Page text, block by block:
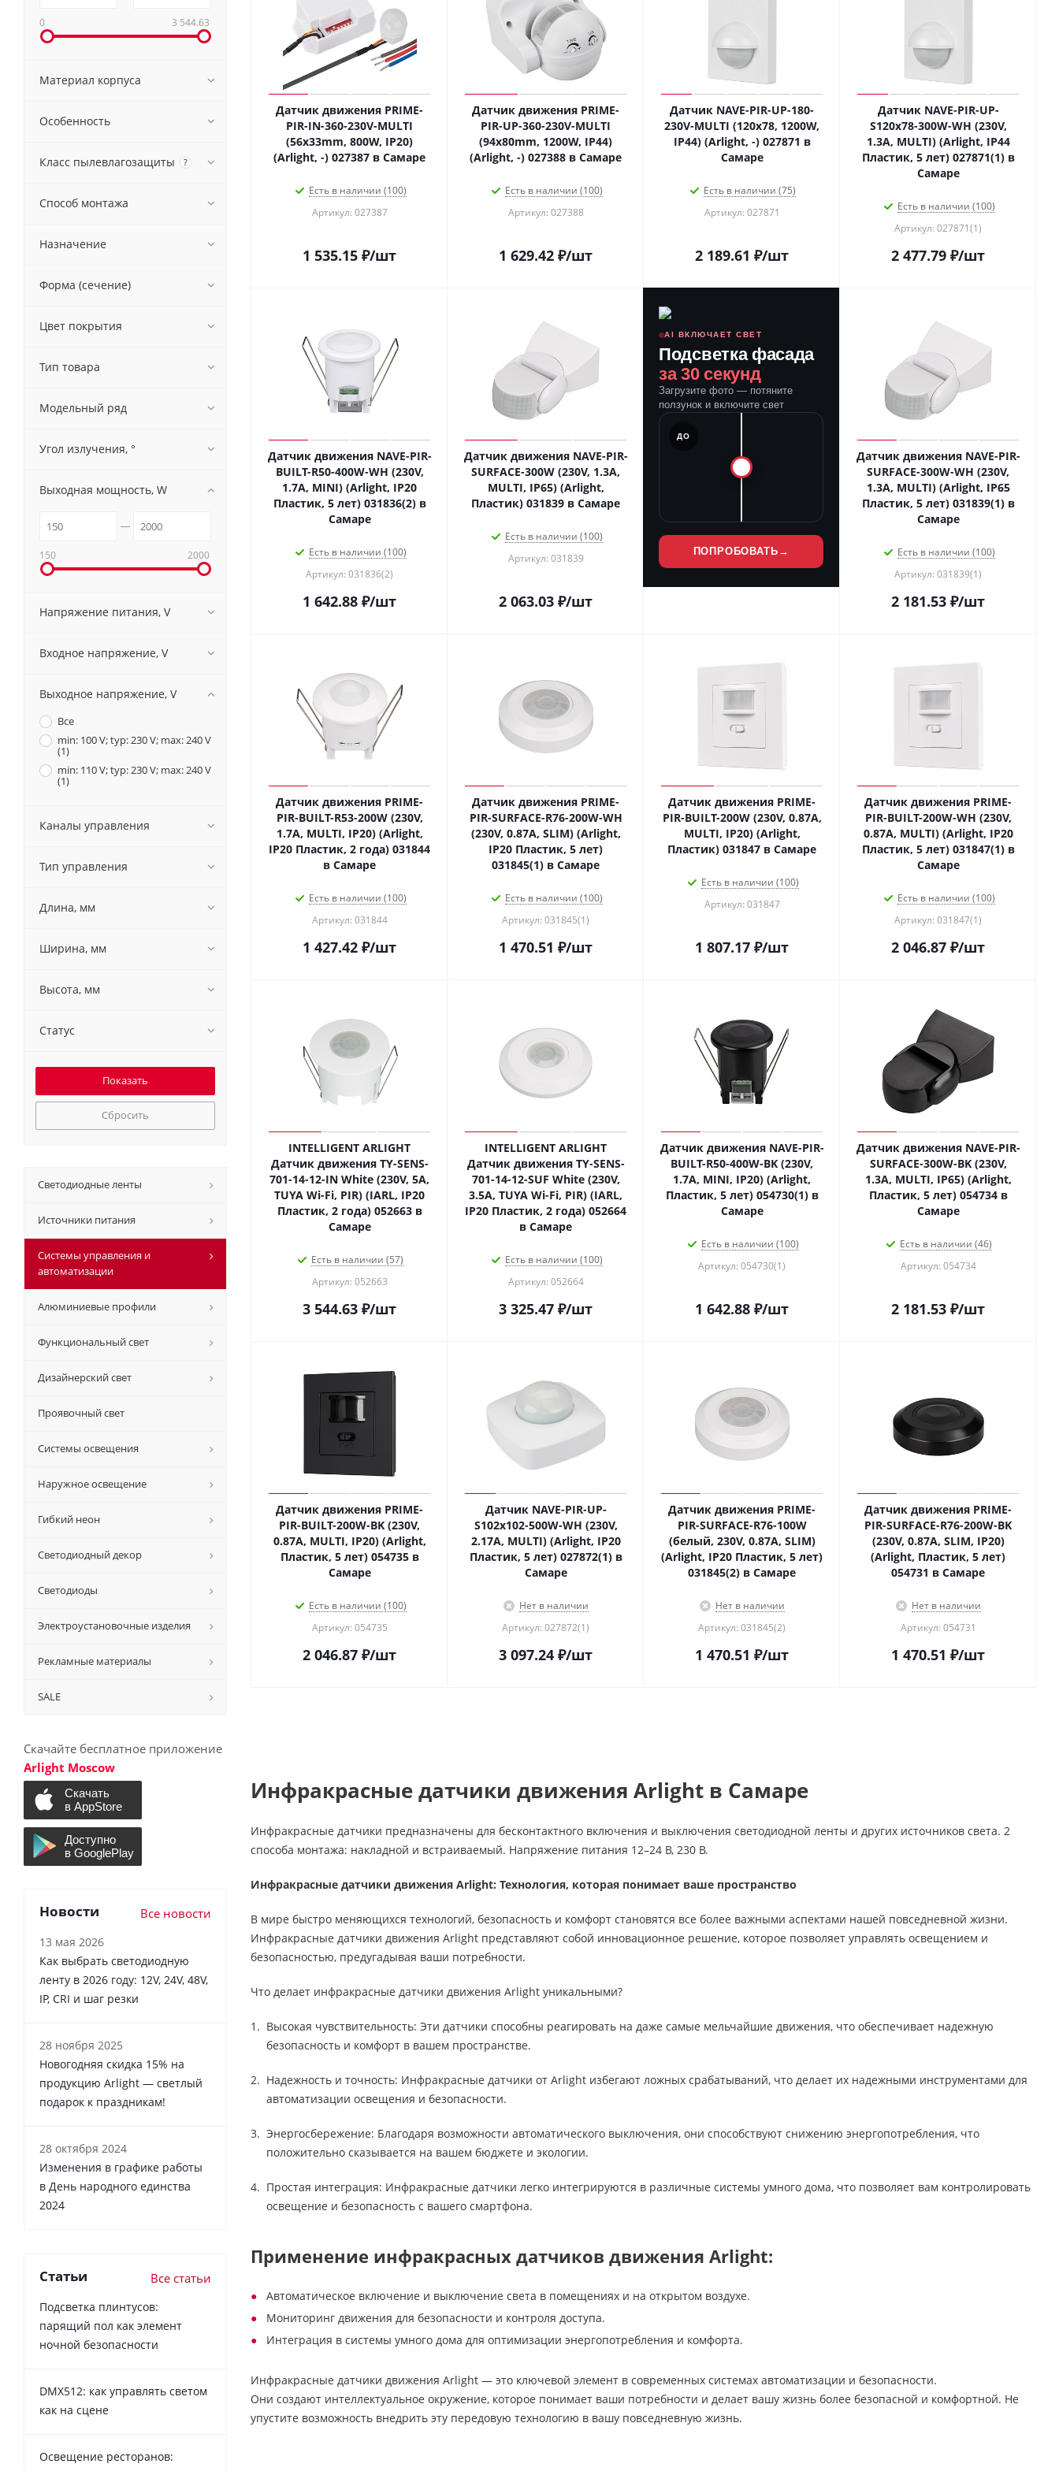
Датчик движения PRIME-
PIR-IN-360-230V-MULTI
(56x33mm, 800W, IP20)
(Arlight, -) 027387 в Самаре
Есть в наличии (100)
Артикул: 027387
1 535.15 ₽/шт
Датчик движения PRIME-
PIR-UP-360-230V-MULTI
(94x80mm, 1200W, IP44)
(Arlight, -) 027388 в Самаре
Есть в наличии (100)
Артикул: 027388
1 629.42 ₽/шт
Датчик NAVE-PIR-UP-180-
230V-MULTI (120x78, 1200W,
IP44) (Arlight, -) 027871 в
Самаре
Есть в наличии (75)
Артикул: 027871
2 189.61 ₽/шт
Датчик NAVE-PIR-UP-
S120x78-300W-WH (230V,
1.3A, MULTI) (Arlight, IP44
Пластик, 5 лет) 027871(1) в
Самаре
Есть в наличии (100)
Артикул: 027871(1)
2 477.79 ₽/шт
Датчик движения NAVE-PIR-
BUILT-R50-400W-WH (230V,
1.7A, MINI) (Arlight, IP20
Пластик, 5 лет) 031836(2) в
Самаре
Есть в наличии (100)
Артикул: 031836(2)
1 642.88 ₽/шт
Датчик движения NAVE-PIR-
SURFACE-300W (230V, 1.3A,
MULTI, IP65) (Arlight,
Пластик) 031839 в Самаре
Есть в наличии (100)
Артикул: 031839
2 063.03 ₽/шт
AI ВКЛЮЧАЕТ СВЕТ
Подсветка фасада
за 30 секунд
Загрузите фото — потяните
ползунок и включите свет
ДО
ПОПРОБОВАТЬ →
Датчик движения NAVE-PIR-
SURFACE-300W-WH (230V,
1.3A, MULTI) (Arlight, IP65
Пластик, 5 лет) 031839(1) в
Самаре
Есть в наличии (100)
Артикул: 031839(1)
2 181.53 ₽/шт
Датчик движения PRIME-
PIR-BUILT-R53-200W (230V,
1.7A, MULTI, IP20) (Arlight,
IP20 Пластик, 2 года) 031844
в Самаре
Есть в наличии (100)
Артикул: 031844
1 427.42 ₽/шт
Датчик движения PRIME-
PIR-SURFACE-R76-200W-WH
(230V, 0.87A, SLIM) (Arlight,
IP20 Пластик, 5 лет)
031845(1) в Самаре
Есть в наличии (100)
Артикул: 031845(1)
1 470.51 ₽/шт
Датчик движения PRIME-
PIR-BUILT-200W (230V, 0.87A,
MULTI, IP20) (Arlight,
Пластик) 031847 в Самаре
Есть в наличии (100)
Артикул: 031847
1 807.17 ₽/шт
Датчик движения PRIME-
PIR-BUILT-200W-WH (230V,
0.87A, MULTI) (Arlight, IP20
Пластик, 5 лет) 031847(1) в
Самаре
Есть в наличии (100)
Артикул: 031847(1)
2 046.87 ₽/шт
INTELLIGENT ARLIGHT
Датчик движения TY-SENS-
701-14-12-IN White (230V, 5A,
TUYA Wi-Fi, PIR) (IARL, IP20
Пластик, 2 года) 052663 в
Самаре
Есть в наличии (57)
Артикул: 052663
3 544.63 ₽/шт
INTELLIGENT ARLIGHT
Датчик движения TY-SENS-
701-14-12-SUF White (230V,
3.5A, TUYA Wi-Fi, PIR) (IARL,
IP20 Пластик, 2 года) 052664
в Самаре
Есть в наличии (100)
Артикул: 052664
3 325.47 ₽/шт
Датчик движения NAVE-PIR-
BUILT-R50-400W-BK (230V,
1.7A, MINI, IP20) (Arlight,
Пластик, 5 лет) 054730(1) в
Самаре
Есть в наличии (100)
Артикул: 054730(1)
1 642.88 ₽/шт
Датчик движения NAVE-PIR-
SURFACE-300W-BK (230V,
1.3A, MULTI, IP65) (Arlight,
Пластик, 5 лет) 054734 в
Самаре
Есть в наличии (46)
Артикул: 054734
2 181.53 ₽/шт
Датчик движения PRIME-
PIR-BUILT-200W-BK (230V,
0.87A, MULTI, IP20) (Arlight,
Пластик, 5 лет) 054735 в
Самаре
Есть в наличии (100)
Артикул: 054735
2 046.87 ₽/шт
Датчик NAVE-PIR-UP-
S102x102-500W-WH (230V,
2.17A, MULTI) (Arlight, IP20
Пластик, 5 лет) 027872(1) в
Самаре
Нет в наличии
Артикул: 027872(1)
3 097.24 ₽/шт
Датчик движения PRIME-
PIR-SURFACE-R76-100W
(белый, 230V, 0.87A, SLIM)
(Arlight, IP20 Пластик, 5 лет)
031845(2) в Самаре
Нет в наличии
Артикул: 031845(2)
1 470.51 ₽/шт
Датчик движения PRIME-
PIR-SURFACE-R76-200W-BK
(230V, 0.87A, SLIM, IP20)
(Arlight, Пластик, 5 лет)
054731 в Самаре
Нет в наличии
Артикул: 054731
1 470.51 ₽/шт
Инфракрасные датчики движения Arlight в Самаре
Инфракрасные датчики предназначены для бесконтактного включения и выключения светодиодной ленты и других источников света. 2
способа монтажа: накладной и встраиваемый. Напряжение питания 12–24 В, 230 В.
Инфракрасные датчики движения Arlight: Технология, которая понимает ваше пространство
В мире быстро меняющихся технологий, безопасность и комфорт становятся все более важными аспектами нашей повседневной жизни.
Инфракрасные датчики движения Arlight представляют собой инновационное решение, которое позволяет управлять освещением и
безопасностью, предугадывая ваши потребности.
Что делает инфракрасные датчики движения Arlight уникальными?
Высокая чувствительность: Эти датчики способны реагировать на даже самые мельчайшие движения, что обеспечивает надежную
безопасность и комфорт в вашем пространстве.
Надежность и точность: Инфракрасные датчики от Arlight избегают ложных срабатываний, что делает их надежными инструментами для
автоматизации освещения и безопасности.
Энергосбережение: Благодаря возможности автоматического выключения, они способствуют снижению энергопотребления, что
положительно сказывается на вашем бюджете и экологии.
Простая интеграция: Инфракрасные датчики легко интегрируются в различные системы умного дома, что позволяет вам контролировать
освещение и безопасность с вашего смартфона.
Применение инфракрасных датчиков движения Arlight:
Автоматическое включение и выключение света в помещениях и на открытом воздухе.
Мониторинг движения для безопасности и контроля доступа.
Интеграция в системы умного дома для оптимизации энергопотребления и комфорта.
Инфракрасные датчики движения Arlight — это ключевой элемент в современных системах автоматизации и безопасности.
Они создают интеллектуальное окружение, которое понимает ваши потребности и делает вашу жизнь более безопасной и комфортной. Не
упустите возможность внедрить эту передовую технологию в вашу повседневную жизнь.
0 3 544.63
Материал корпуса
Особенность
Класс пылевлагозащиты ?
Способ монтажа
Назначение
Форма (сечение)
Цвет покрытия
Тип товара
Модельный ряд
Угол излучения, °
Выходная мощность, W
150 2000
Напряжение питания, V
Входное напряжение, V
Выходное напряжение, V
Все
min: 100 V; typ: 230 V; max: 240 V
(1)
min: 110 V; typ: 230 V; max: 240 V
(1)
Каналы управления
Тип управления
Длина, мм
Ширина, мм
Высота, мм
Статус
Сбросить
Светодиодные ленты
Источники питания
Системы управления и
автоматизации
Алюминиевые профили
Функциональный свет
Дизайнерский свет
Проявочный свет
Системы освещения
Наружное освещение
Гибкий неон
Светодиодный декор
Светодиоды
Электроустановочные изделия
Рекламные материалы
SALE
Скачайте бесплатное приложение
Arlight Moscow
Новости Все новости
13 мая 2026
Как выбрать светодиодную
ленту в 2026 году: 12V, 24V, 48V,
IP, CRI и шаг резки
28 ноября 2025
Новогодняя скидка 15% на
продукцию Arlight — светлый
подарок к праздникам!
28 октября 2024
Изменения в графике работы
в День народного единства
2024
Статьи Все статьи
Подсветка плинтусов:
парящий пол как элемент
ночной безопасности
DMX512: как управлять светом
как на сцене
Освещение ресторанов: